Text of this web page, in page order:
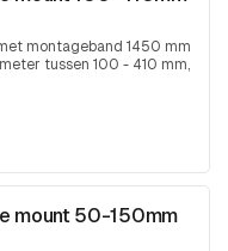
montageband 1450 mm
tussen 100 - 410 mm,
mount 50-150mm